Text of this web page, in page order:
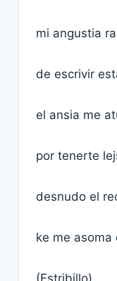
mi angustia
de escrivir
el ansia me
por tenerte
desnudo el
ke me asoma
(Estribillo)